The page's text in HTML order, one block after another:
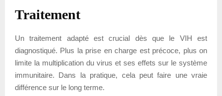
Traitement
Un traitement adapté est crucial dès que le VIH est
diagnostiqué. Plus la prise en charge est précoce, plus on
limite la multiplication du virus et ses effets sur le système
immunitaire. Dans la pratique, cela peut faire une vraie
différence sur le long terme.